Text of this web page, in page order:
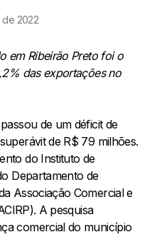
de 2022
em Ribeirão Preto foi o
das exportações no
de um déficit de
de R$ 79 milhões.
do Instituto de
Departamento de
Associação Comercial e
A pesquisa
comercial do município